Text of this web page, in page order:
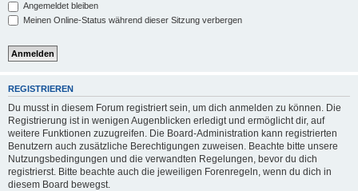
Angemeldet bleiben
Meinen Online-Status während dieser Sitzung verbergen
REGISTRIEREN
Du musst in diesem Forum registriert sein, um dich anmelden zu können. Die
Registrierung ist in wenigen Augenblicken erledigt und ermöglicht dir, auf
weitere Funktionen zuzugreifen. Die Board-Administration kann registrierten
Benutzern auch zusätzliche Berechtigungen zuweisen. Beachte bitte unsere
Nutzungsbedingungen und die verwandten Regelungen, bevor du dich
registrierst. Bitte beachte auch die jeweiligen Forenregeln, wenn du dich in
diesem Board bewegst.